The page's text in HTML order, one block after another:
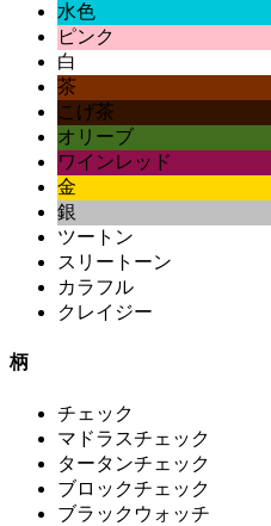
水色
ピンク
白
茶
こげ茶
オリーブ
ワインレッド
金
銀
ツートン
スリートーン
カラフル
クレイジー
柄
チェック
マドラスチェック
タータンチェック
ブロックチェック
ブラックウォッチ